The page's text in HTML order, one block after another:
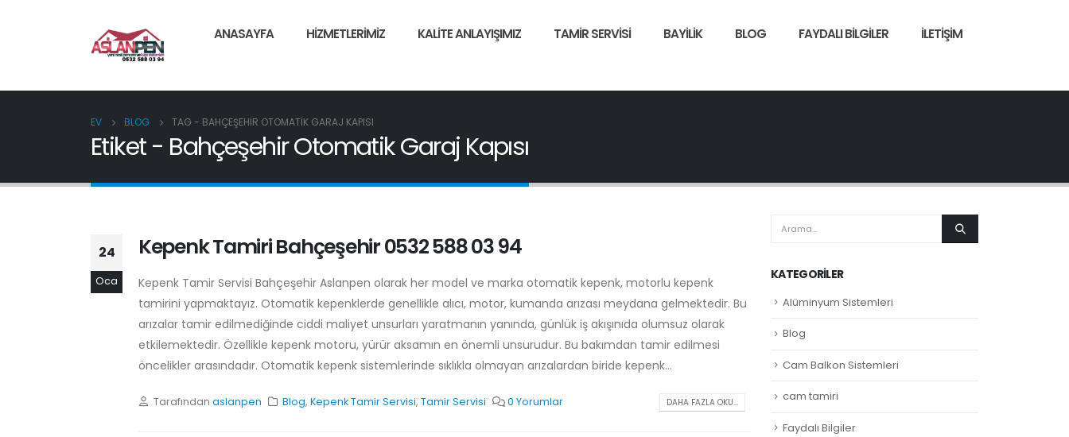
ANASAYFA HIZMETLERIMIZ KALITE ANLAYIŞIMIZ TAMIR SERVISI BAYILIK BLOG FAYDALI BILGILER İLETIŞIM
EV BLOG TAG - BAHÇEŞEHIR OTOMATIK GARAJ KAPISI
Etiket - Bahçeşehir Otomatik Garaj Kapısı
24
Oca
Kepenk Tamiri Bahçeşehir 0532 588 03 94
Kepenk Tamir Servisi Bahçeşehir Aslanpen olarak her model ve marka otomatik kepenk, motorlu kepenk
tamirini yapmaktayız. Otomatik kepenklerde genellikle alıcı, motor, kumanda arızası meydana gelmektedir. Bu
arızalar tamir edilmediğinde ciddi maliyet unsurları yaratmanın yanında, günlük iş akışınıda olumsuz olarak
etkilemektedir. Özellikle kepenk motoru, yürür aksamın en önemli unsurudur. Bu bakımdan tamir edilmesi
öncelikler arasındadır. Otomatik kepenk sistemlerinde sıklıkla olmayan arızalardan biride kepenk...
Tarafından aslanpen Blog,Kepenk Tamir Servisi,Tamir Servisi 0 Yorumlar DAHA FAZLA OKU...
KATEGORILER
Alüminyum Sistemleri
Blog
Cam Balkon Sistemleri
cam tamiri
Faydalı Bilgiler